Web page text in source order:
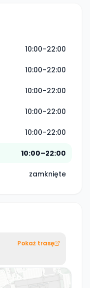
10:00–22:00
10:00–22:00
10:00–22:00
10:00–22:00
10:00–22:00
10:00–22:00
zamknięte
Pokaż trasę